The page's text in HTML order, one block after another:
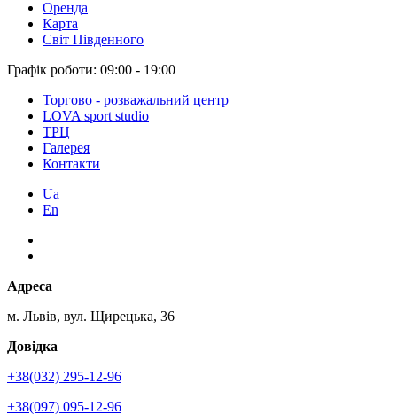
Оренда
Карта
Світ Південного
Графік роботи: 09:00 - 19:00
Торгово - розважальний центр
LOVA sport studio
ТРЦ
Галерея
Контакти
Ua
En
Адреса
м. Львів, вул. Щирецька, 36
Довідка
+38(032) 295-12-96
+38(097) 095-12-96